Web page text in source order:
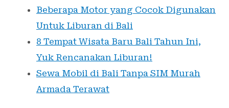
Beberapa Motor yang Cocok Digunakan
Untuk Liburan di Bali
8 Tempat Wisata Baru Bali Tahun Ini,
Yuk Rencanakan Liburan!
Sewa Mobil di Bali Tanpa SIM Murah
Armada Terawat